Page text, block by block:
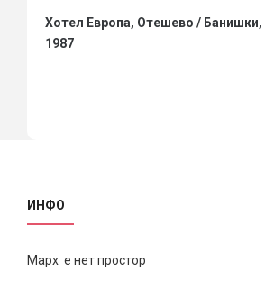
Хотел Европа, Отешево / Банишки,
1987
ИНФО
Марх е нет простор